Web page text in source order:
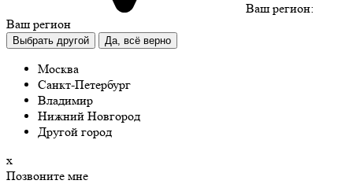
Ваш регион:
Ваш регион
Выбрать другой Да, всё верно
Москва
Санкт-Петербург
Владимир
Нижний Новгород
Другой город
х
Позвоните мне